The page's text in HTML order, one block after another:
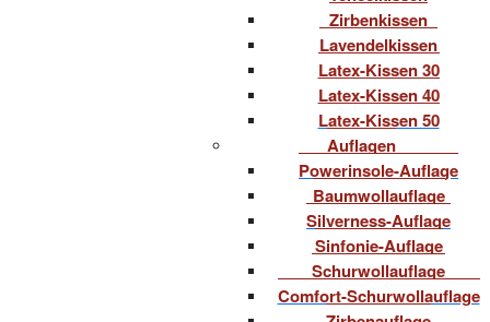
Zirbenkissen
Lavendelkissen
Latex-Kissen 30
Latex-Kissen 40
Latex-Kissen 50
Auflagen
Powerinsole-Auflage
Baumwollauflage
Silverness-Auflage
Sinfonie-Auflage
Schurwollauflage
Comfort-Schurwollauflage